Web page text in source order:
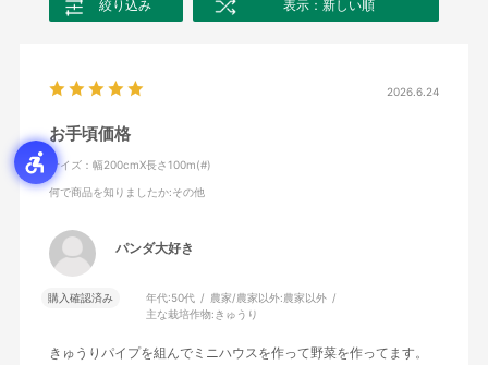
絞り込み 表示：新しい順
2026.6.24
お手頃価格
サイズ：幅200cmX長さ100m(#)
何で商品を知りましたか:その他
パンダ大好き
購入確認済み 年代:50代 農家/農家以外:農家以外
主な栽培作物: きゅうり
きゅうりパイプを組んでミニハウスを作って野菜を作ってます。